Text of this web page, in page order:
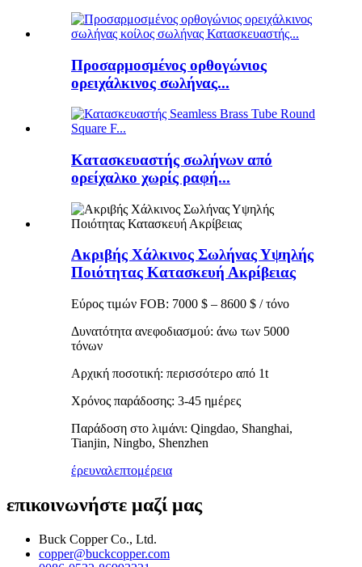
Προσαρμοσμένος ορθογώνιος
ορειχάλκινος σωλήνας...
Κατασκευαστής σωλήνων από
ορείχαλκο χωρίς ραφή...
Ακριβής Χάλκινος Σωλήνας Υψηλής
Ποιότητας Κατασκευή Ακρίβειας
Εύρος τιμών FOB: 7000 $ – 8600 $ / τόνο
Δυνατότητα ανεφοδιασμού: άνω των 5000
τόνων
Αρχική ποσοτική: περισσότερο από 1t
Χρόνος παράδοσης: 3-45 ημέρες
Παράδοση στο λιμάνι: Qingdao, Shanghai,
Tianjin, Ningbo, Shenzhen
έρευναλεπτομέρεια
επικοινωνήστε μαζί μας
Buck Copper Co., Ltd.
copper@buckcopper.com